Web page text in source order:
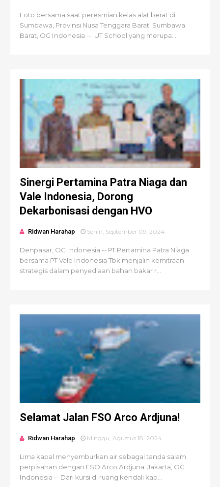
Foto bersama saat peresmian kelas alat berat di
Sumbawa, Provinsi Nusa Tenggara Barat. Sumbawa
Barat, OG Indonesia -- UT School yang merupa...
Sinergi Pertamina Patra Niaga dan
Vale Indonesia, Dorong
Dekarbonisasi dengan HVO
Ridwan Harahap Senin, September 09, 2024
Denpasar, OG Indonesia -- PT Pertamina Patra Niaga
bersama PT Vale Indonesia Tbk menjalin kemitraan
strategis dalam penyediaan bahan bakar r...
Selamat Jalan FSO Arco Ardjuna!
Ridwan Harahap Minggu, Agustus 18, 2024
Lima kapal menyemburkan air sebagai tanda salam
perpisahan dengan FSO Arco Ardjuna. Jakarta, OG
Indonesia -- Dari kursi di ruang kendali kap...